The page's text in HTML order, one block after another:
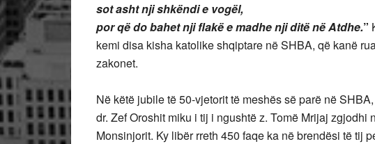
sot asht nji shkëndi e vogël,
por që do bahet nji flakë e madhe nji ditë në Atdhe.”
kemi disa kisha katolike shqiptare në SHBA, që kanë
zakonet.
Në këtë jubile të 50-vjetorit të meshës së parë në
dr. Zef Oroshit miku i tij i ngushtë z. Tomë Mrijaj
Monsinjorit. Ky libër rreth 450 faqe ka në brendësi të tij